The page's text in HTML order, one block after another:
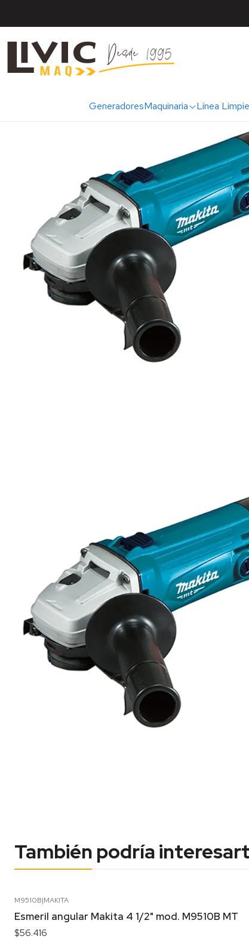
GeneradoresMaquinaria Línea
También podría
M9510B|MAKITA
Esmeril angular Makita 4 1/2" mod. M9510B MT
$56.416